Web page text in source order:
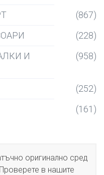
(867)
(228)
И
(958)
(252)
(161)
оригинално сред
в нашите